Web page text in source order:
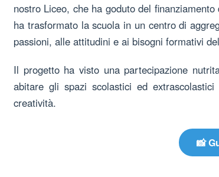
nostro Liceo, che ha goduto del
ha trasformato la scuola in un centro di
passioni, alle attitudini e ai bisogni formativi
Il progetto ha visto una partecipazione
abitare gli spazi scolastici ed
creatività.
📸